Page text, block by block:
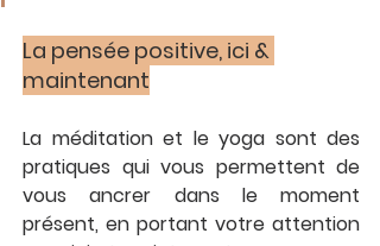
La pensée positive, ici &
maintenant
La méditation et le yoga sont des
pratiques qui vous permettent de
vous ancrer dans le moment
présent, en portant votre attention